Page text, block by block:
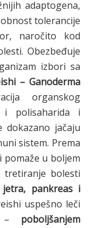
adaptogena,
tolerancije
naročito kod
Obezbeđuje
izbori sa
– Ganoderma
organskog
i polisaharida i
dokazano jačaju
sistem. Prema
u boljem
tretiranje bolesti
jetra, pankreas i
uspešno leči
– poboljšanjem